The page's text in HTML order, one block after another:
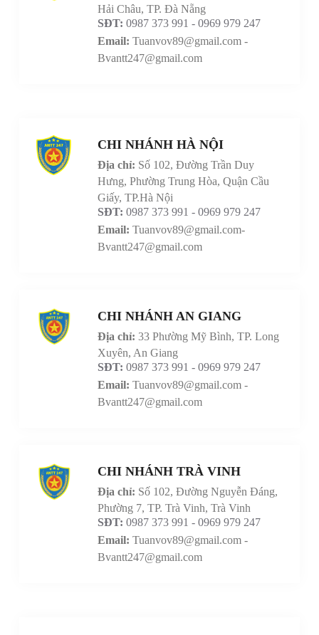
Hải Châu, TP. Đà Nẵng
SĐT: 0987 373 991 - 0969 979 247
Email: Tuanvov89@gmail.com -
Bvantt247@gmail.com
CHI NHÁNH HÀ NỘI
Địa chỉ: Số 102, Đường Trần Duy
Hưng, Phường Trung Hòa, Quận Cầu
Giấy, TP.Hà Nội
SĐT: 0987 373 991 - 0969 979 247
Email: Tuanvov89@gmail.com-
Bvantt247@gmail.com
CHI NHÁNH AN GIANG
Địa chỉ: 33 Phường Mỹ Bình, TP. Long
Xuyên, An Giang
SĐT: 0987 373 991 - 0969 979 247
Email: Tuanvov89@gmail.com -
Bvantt247@gmail.com
CHI NHÁNH TRÀ VINH
Địa chỉ: Số 102, Đường Nguyễn Đáng,
Phường 7, TP. Trà Vinh, Trà Vinh
SĐT: 0987 373 991 - 0969 979 247
Email: Tuanvov89@gmail.com -
Bvantt247@gmail.com